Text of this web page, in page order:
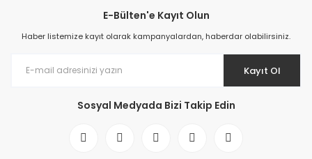
E-Bülten'e Kayıt Olun
Haber listemize kayıt olarak kampanyalardan, haberdar olabilirsiniz.
Kayıt Ol
Sosyal Medyada Bizi Takip Edin